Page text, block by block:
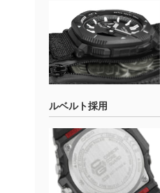
ルベルト採用